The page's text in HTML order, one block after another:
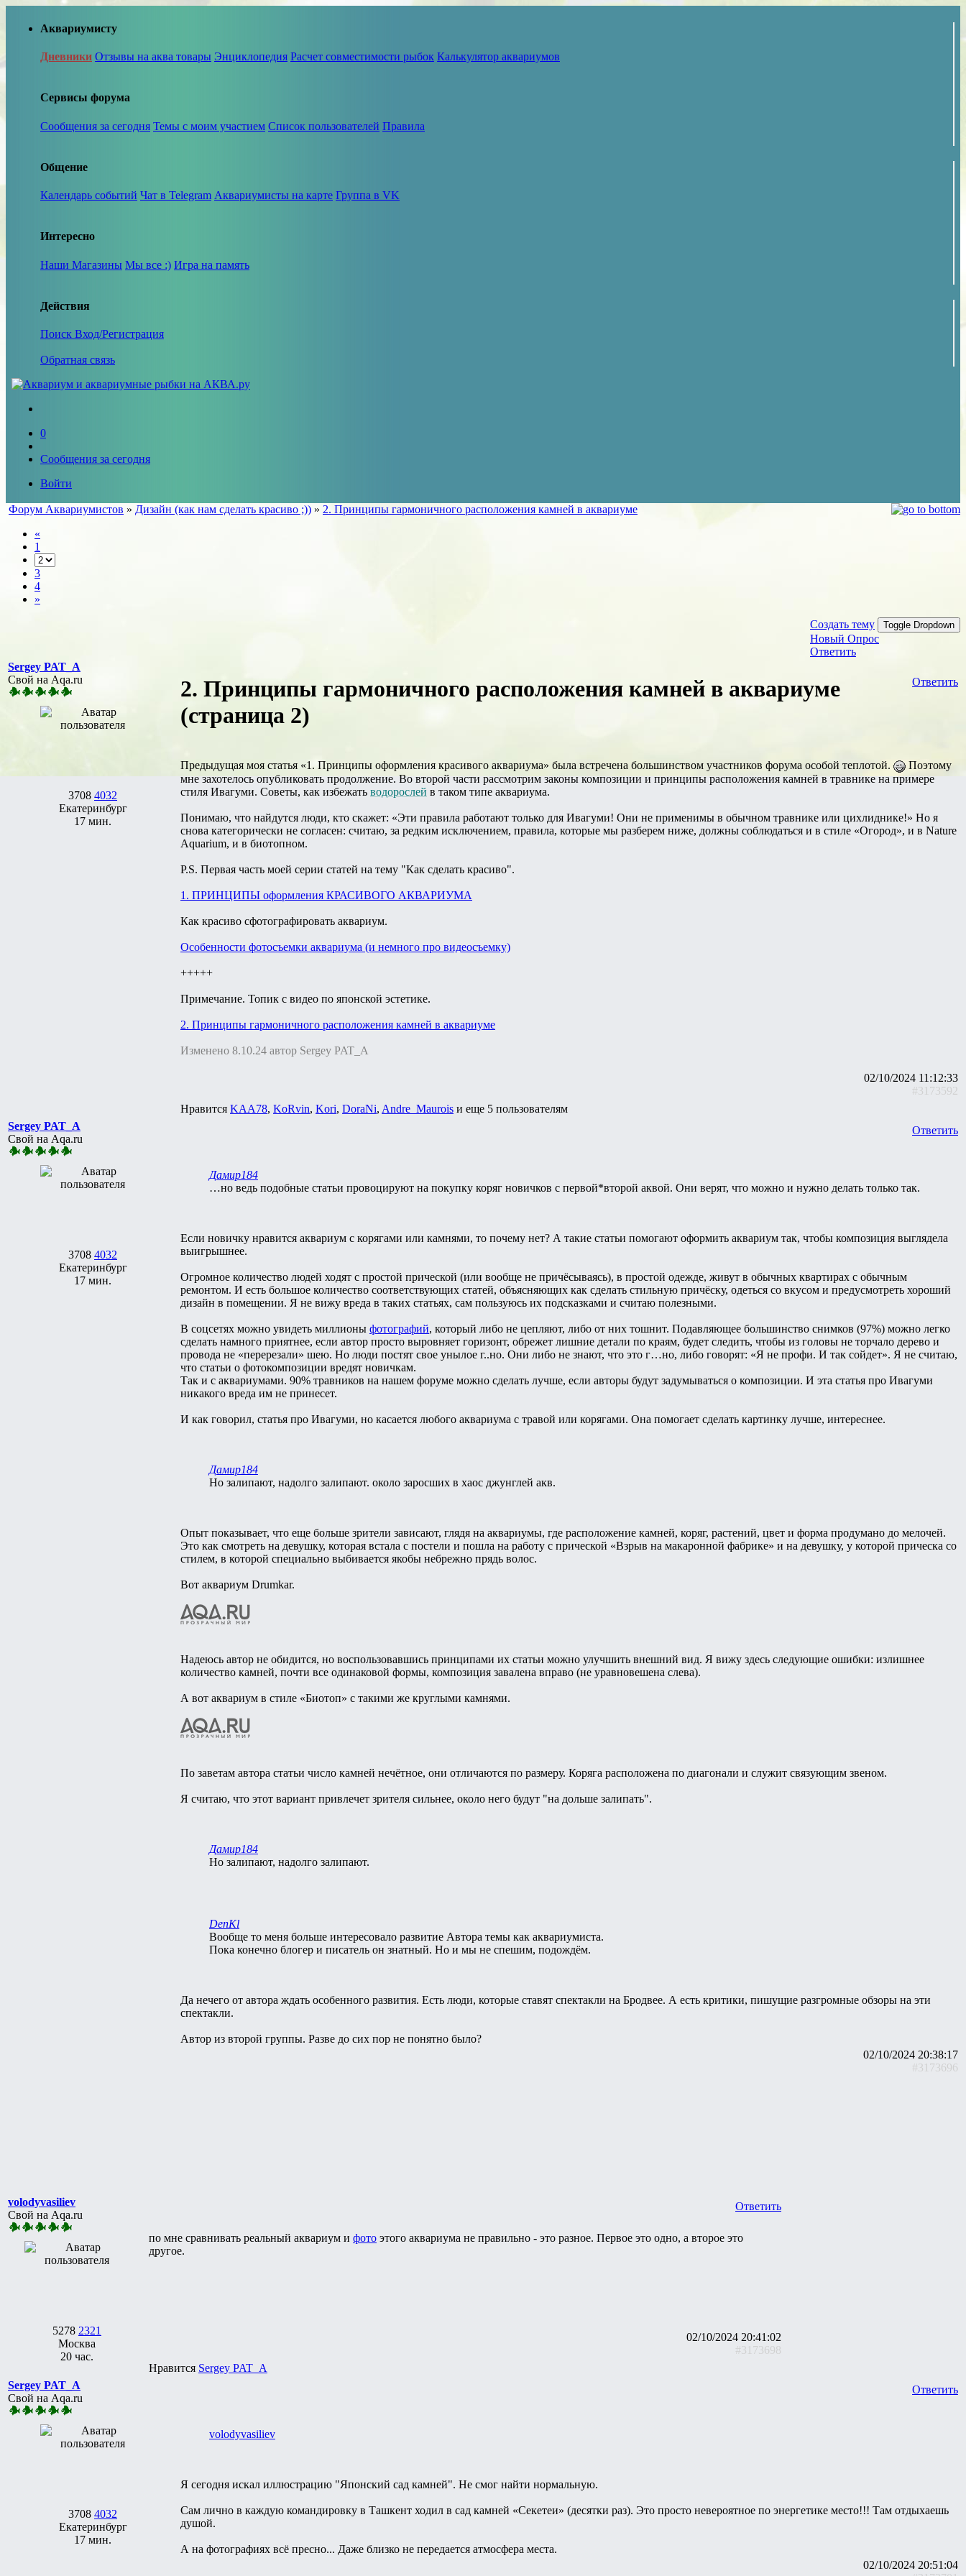
Аквариумисту
Дневники Отзывы на аква товары Энциклопедия Расчет совместимости рыбок Калькулятор аквариумов
Сервисы форума
Сообщения за сегодня Темы с моим участием Список пользователей Правила
Общение
Календарь событий Чат в Telegram Аквариумисты на карте Группа в VK
Интересно
Наши Магазины Мы все :) Игра на память
Действия
Поиск Вход/Регистрация
Обратная связь
0
Сообщения за сегодня
Войти
Форум Аквариумистов » Дизайн (как нам сделать красиво ;)) » 2. Принципы гармоничного расположения камней в аквариуме
«
1
3
4
»
Создать тему Toggle Dropdown
Новый Опрос
Ответить
Sergey PAT_A
Свой на Aqa.ru
3708 4032
Екатеринбург
17 мин.
Ответить
2. Принципы гармоничного расположения камней в аквариуме
(страница 2)
Предыдущая моя статья «1. Принципы оформления красивого аквариума» была встречена большинством участников форума особой теплотой.
Поэтому
мне захотелось опубликовать продолжение. Во второй части рассмотрим законы композиции и принципы расположения камней в травнике на примере
стиля Ивагуми. Советы, как избежать водорослей в таком типе аквариума.
Понимаю, что найдутся люди, кто скажет: «Эти правила работают только для Ивагуми! Они не применимы в обычном травнике или цихлиднике!» Но я
снова категорически не согласен: считаю, за редким исключением, правила, которые мы разберем ниже, должны соблюдаться и в стиле «Огород», и в Nature
Aquarium, и в биотопном.
P.S. Первая часть моей серии статей на тему "Как сделать красиво".
1. ПРИНЦИПЫ оформления КРАСИВОГО АКВАРИУМА
Как красиво сфотографировать аквариум.
Особенности фотосъемки аквариума (и немного про видеосъемку)
+++++
Примечание. Топик с видео по японской эстетике.
2. Принципы гармоничного расположения камней в аквариуме
Изменено 8.10.24 автор Sergey PAT_A
02/10/2024 11:12:33
#3173592
Нравится KAA78, KoRvin, Kori, DoraNi, Andre_Maurois и еще 5 пользователям
Sergey PAT_A
Свой на Aqa.ru
3708 4032
Екатеринбург
17 мин.
Ответить
Дамир184
…но ведь подобные статьи провоцируют на покупку коряг новичков с первой*второй аквой. Они верят, что можно и нужно делать только так.
Если новичку нравится аквариум с корягами или камнями, то почему нет? А такие статьи помогают оформить аквариум так, чтобы композиция выглядела
выигрышнее.
Огромное количество людей ходят с простой прической (или вообще не причёсываясь), в простой одежде, живут в обычных квартирах с обычным
ремонтом. И есть большое количество соответствующих статей, объясняющих как сделать стильную причёску, одеться со вкусом и предусмотреть хороший
дизайн в помещении. Я не вижу вреда в таких статьях, сам пользуюсь их подсказками и считаю полезными.
В соцсетях можно увидеть миллионы фотографий, который либо не цепляют, либо от них тошнит. Подавляющее большинство снимков (97%) можно легко
сделать намного приятнее, если автор просто выровняет горизонт, обрежет лишние детали по краям, будет следить, чтобы из головы не торчало дерево и
провода не «перерезали» шею. Но люди постят свое унылое г..но. Они либо не знают, что это г…но, либо говорят: «Я не профи. И так сойдет». Я не считаю,
что статьи о фотокомпозиции вредят новичкам.
Так и с аквариумами. 90% травников на нашем форуме можно сделать лучше, если авторы будут задумываться о композиции. И эта статья про Ивагуми
никакого вреда им не принесет.
И как говорил, статья про Ивагуми, но касается любого аквариума с травой или корягами. Она помогает сделать картинку лучше, интереснее.
Дамир184
Но залипают, надолго залипают. около заросших в хаос джунглей акв.
Опыт показывает, что еще больше зрители зависают, глядя на аквариумы, где расположение камней, коряг, растений, цвет и форма продумано до мелочей.
Это как смотреть на девушку, которая встала с постели и пошла на работу с прической «Взрыв на макаронной фабрике» и на девушку, у которой прическа со
стилем, в которой специально выбивается якобы небрежно прядь волос.
Вот аквариум Drumkar.
Надеюсь автор не обидится, но воспользовавшись принципами их статьи можно улучшить внешний вид. Я вижу здесь следующие ошибки: излишнее
количество камней, почти все одинаковой формы, композиция завалена вправо (не уравновешена слева).
А вот аквариум в стиле «Биотоп» с такими же круглыми камнями.
По заветам автора статьи число камней нечётное, они отличаются по размеру. Коряга расположена по диагонали и служит связующим звеном.
Я считаю, что этот вариант привлечет зрителя сильнее, около него будут "на дольше залипать".
Дамир184
Но залипают, надолго залипают.
DenKl
Вообще то меня больше интересовало развитие Автора темы как аквариумиста.
Пока конечно блогер и писатель он знатный. Но и мы не спешим, подождём.
Да нечего от автора ждать особенного развития. Есть люди, которые ставят спектакли на Бродвее. А есть критики, пишущие разгромные обзоры на эти
спектакли.
Автор из второй группы. Разве до сих пор не понятно было?
02/10/2024 20:38:17
#3173696
volodyvasiliev
Свой на Aqa.ru
5278 2321
Москва
20 час.
Ответить
по мне сравнивать реальный аквариум и фото этого аквариума не правильно - это разное. Первое это одно, а второе это
другое.
02/10/2024 20:41:02
#3173698
Нравится Sergey PAT_A
Sergey PAT_A
Свой на Aqa.ru
3708 4032
Екатеринбург
17 мин.
Ответить
volodyvasiliev
Я сегодня искал иллюстрацию "Японский сад камней". Не смог найти нормальную.
Сам лично в каждую командировку в Ташкент ходил в сад камней «Секетеи» (десятки раз). Это просто невероятное по энергетике место!!! Там отдыхаешь
душой.
А на фотографиях всё пресно... Даже близко не передается атмосфера места.
02/10/2024 20:51:04